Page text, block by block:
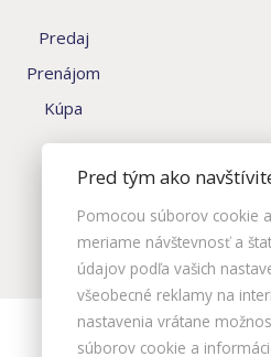
Predaj
Prenájom
Kúpa
Pred tým ako
Pomocou súborov cookie
meriame návštevnosť a
údajov podľa vašich
všeobecné reklamy na
nastavenia vrátane
súborov cookie a